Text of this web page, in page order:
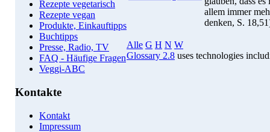
Rezepte vegetarisch
Rezepte vegan
Produkte, Einkauftipps
Buchtipps
Presse, Radio, TV
FAQ - Häufige Fragen
Veggi-ABC
Kontakte
Kontakt
Impressum
allem immer
denken, S.
Alle G H N W
Glossary 2.8 uses technologies